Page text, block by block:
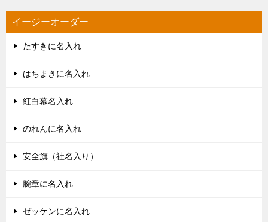
イージーオーダー
たすきに名入れ
はちまきに名入れ
紅白幕名入れ
のれんに名入れ
安全旗（社名入り）
腕章に名入れ
ゼッケンに名入れ